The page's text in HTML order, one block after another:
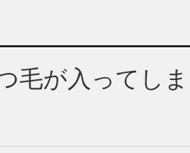
毛が入ってしま